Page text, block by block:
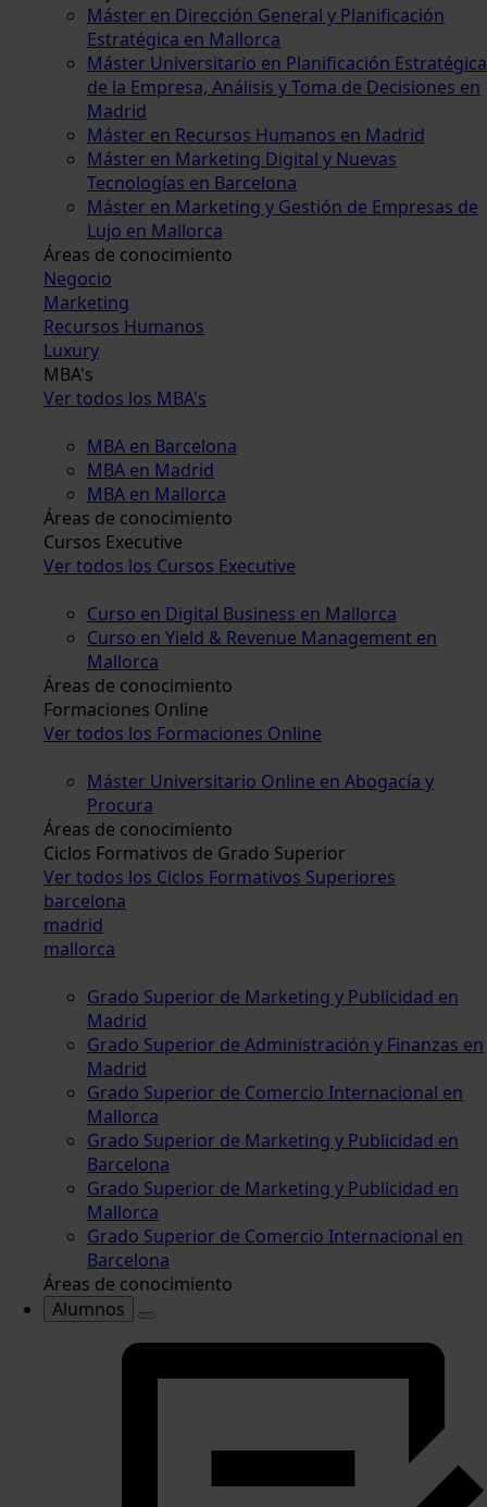
Máster en Dirección General y Planificación
Estratégica en Mallorca
Máster Universitario en Planificación Estratégica
de la Empresa, Análisis y Toma de Decisiones en
Madrid
Máster en Recursos Humanos en Madrid
Máster en Marketing Digital y Nuevas
Tecnologías en Barcelona
Máster en Marketing y Gestión de Empresas de
Lujo en Mallorca
Áreas de conocimiento
Negocio
Marketing
Recursos Humanos
Luxury
MBA's
Ver todos los MBA's
MBA en Barcelona
MBA en Madrid
MBA en Mallorca
Áreas de conocimiento
Cursos Executive
Ver todos los Cursos Executive
Curso en Digital Business en Mallorca
Curso en Yield & Revenue Management en
Mallorca
Áreas de conocimiento
Formaciones Online
Ver todos los Formaciones Online
Máster Universitario Online en Abogacía y
Procura
Áreas de conocimiento
Ciclos Formativos de Grado Superior
Ver todos los Ciclos Formativos Superiores
barcelona
madrid
mallorca
Grado Superior de Marketing y Publicidad en
Madrid
Grado Superior de Administración y Finanzas en
Madrid
Grado Superior de Comercio Internacional en
Mallorca
Grado Superior de Marketing y Publicidad en
Barcelona
Grado Superior de Marketing y Publicidad en
Mallorca
Grado Superior de Comercio Internacional en
Barcelona
Áreas de conocimiento
Alumnos